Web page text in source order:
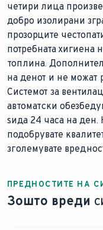
четири лица
добро изолирани
прозорците
потребната хигиена
топлина.
на денот и не можат
Системот за
автоматски
ѕида 24 часа на ден.
подобрувате
зголемувате
ПРЕДНОСТИТЕ НА
Зошто вреди